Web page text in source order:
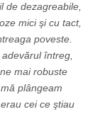
de dezagreabile,
mici şi cu tact,
poveste.
întreg,
mai robuste
plângeam
cei ce ştiau